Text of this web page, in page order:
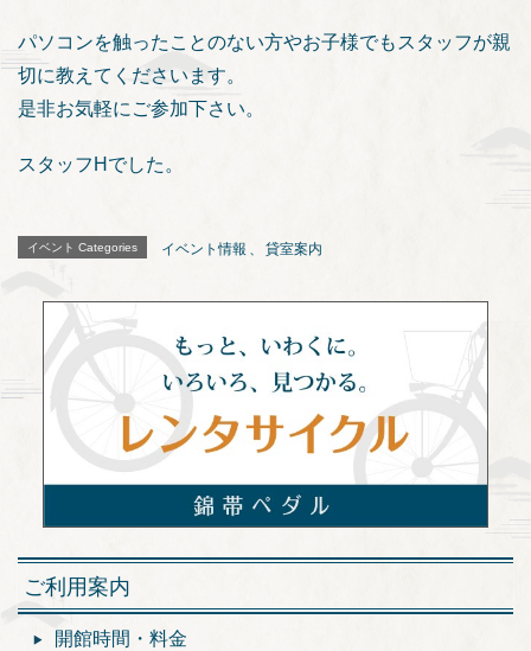
パソコンを触ったことのない方やお子様でもスタッフが親
切に教えてくださいます。
是非お気軽にご参加下さい。
スタッフHでした。
イベント Categories イベント情報 、 貸室案内
ご利用案内
開館時間・料金